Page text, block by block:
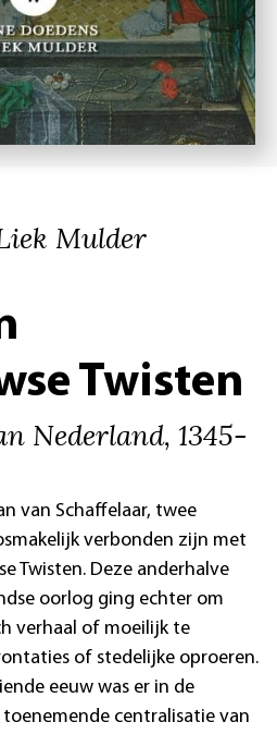
Mulder
Twisten
Nederland, 1345-
van Schaffelaar, twee
verbonden zijn met
Twisten. Deze anderhalve
oorlog ging echter om
verhaal of moeilijk te
of stedelijke oproeren.
eeuw was er in de
centralisatie van